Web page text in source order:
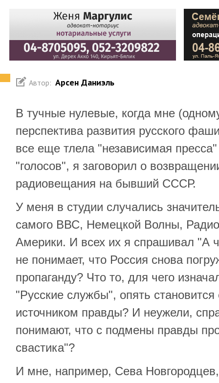
Автор: Арсен Даниэль
В тучные нулевые, когда мне
перспектива развития русского
все еще тлела "независимая
"голосов", я заговорил о
радиовещания на бывший СССР.
У меня в студии случались
самого ВВС, Немецкой Волны,
Америки. И всех их я спрашивал "А
не понимает, что Россия снова
пропаганду? Что то, для чего
"Русские службы", опять
источником правды? И неужели,
понимают, что с подмены правды
свастика"?
И мне, например, Сева